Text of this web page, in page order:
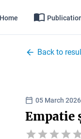
Home
Back to
05 March 2026
Empatie